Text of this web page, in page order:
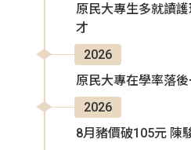
原民大專生多就讀
才
2026
原民大專在學率落
2026
8月豬價破105元 陳